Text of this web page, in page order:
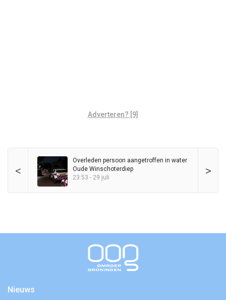
Adverteren? [9]
< >
Overleden persoon aangetroffen in water
Oude Winschoterdiep
23:53 - 29 juli
Nieuws